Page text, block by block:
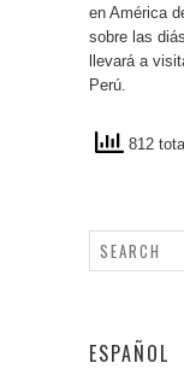
en América
sobre las
llevará a
Perú.
812
ESPAÑOL